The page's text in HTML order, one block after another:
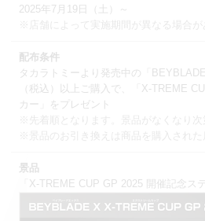
2025年7月19日（土）～
※店舗によって実施期間が異なる場合が
配布条件
タカラトミーより発売中の「
（税込）以上ご購入で、「X-TREME
カー」をプレゼント
※先着順となります。景品がなくなり次
※景品のお引き換えは商品を購入された
景品
「X-TREME CUP GP 2025 開催記念ス